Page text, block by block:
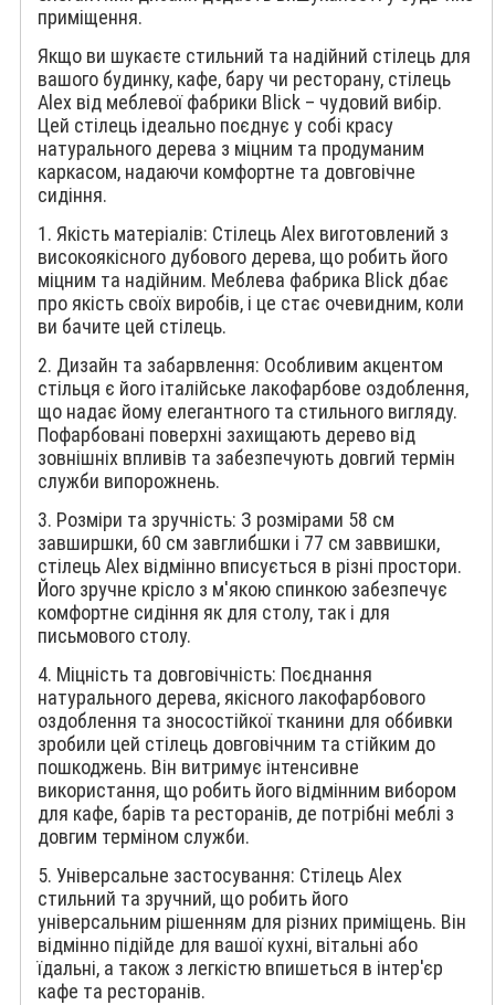
приміщення.
Якщо ви шукаєте стильний та надійний стілець для
вашого будинку, кафе, бару чи ресторану, стілець
Alex від меблевої фабрики Blick – чудовий вибір.
Цей стілець ідеально поєднує у собі красу
натурального дерева з міцним та продуманим
каркасом, надаючи комфортне та довговічне
сидіння.
1. Якість матеріалів: Стілець Alex виготовлений з
високоякісного дубового дерева, що робить його
міцним та надійним. Меблева фабрика Blick дбає
про якість своїх виробів, і це стає очевидним, коли
ви бачите цей стілець.
2. Дизайн та забарвлення: Особливим акцентом
стільця є його італійське лакофарбове оздоблення,
що надає йому елегантного та стильного вигляду.
Пофарбовані поверхні захищають дерево від
зовнішніх впливів та забезпечують довгий термін
служби випорожнень.
3. Розміри та зручність: З розмірами 58 см
завширшки, 60 см завглибшки і 77 см заввишки,
стілець Alex відмінно вписується в різні простори.
Його зручне крісло з м'якою спинкою забезпечує
комфортне сидіння як для столу, так і для
письмового столу.
4. Міцність та довговічність: Поєднання
натурального дерева, якісного лакофарбового
оздоблення та зносостійкої тканини для оббивки
зробили цей стілець довговічним та стійким до
пошкоджень. Він витримує інтенсивне
використання, що робить його відмінним вибором
для кафе, барів та ресторанів, де потрібні меблі з
довгим терміном служби.
5. Універсальне застосування: Стілець Alex
стильний та зручний, що робить його
універсальним рішенням для різних приміщень. Він
відмінно підійде для вашої кухні, вітальні або
їдальні, а також з легкістю впишеться в інтер'єр
кафе та ресторанів.